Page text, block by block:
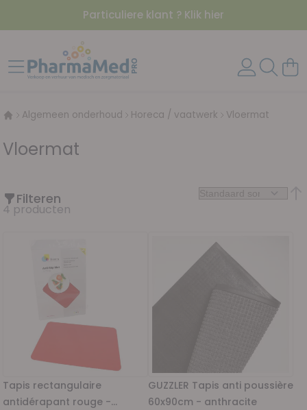
Particuliere klant ? Klik hier
Toggle Nav
Algemeen onderhoud Horeca / vaatwerk Vloermat
Vloermat
4 producten
Tapis rectangulaire
antidérapant rouge -
GUZZLER Tapis anti poussière
60x90cm - anthracite
Filteren